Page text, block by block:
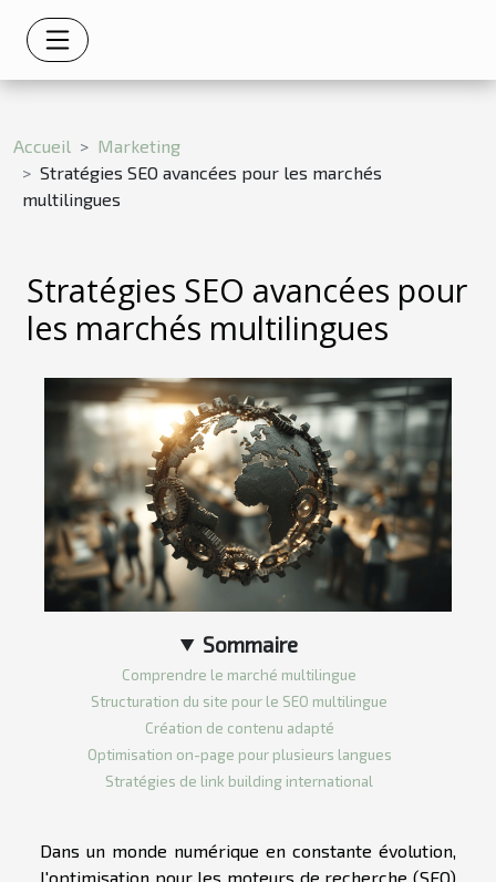
Accueil
Marketing
Stratégies SEO avancées pour les marchés
multilingues
Stratégies SEO avancées pour
les marchés multilingues
Sommaire
Comprendre le marché multilingue
Structuration du site pour le SEO multilingue
Création de contenu adapté
Optimisation on-page pour plusieurs langues
Stratégies de link building international
Dans un monde numérique en constante évolution,
l'optimisation pour les moteurs de recherche (SEO)